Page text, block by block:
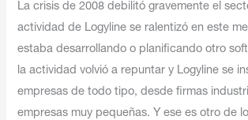
La crisis de 2008 debilitó gravemente el
actividad de Logyline se ralentizó en este
estaba desarrollando o planificando otro
la actividad volvió a repuntar y Logyline se
empresas de todo tipo, desde firmas
empresas muy pequeñas. Y ese es otro de